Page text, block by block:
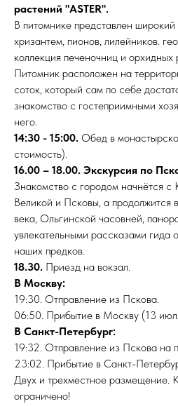
растений "ASTER".
В питомнике представлен
хризантем, пионов, лилейников.
коллекция печеночниц и орхидных
Питомник расположен на
соток, который сам по себе
знакомство с гостеприимными
него.
14:30 - 15:00. Обед в
стоимость).
16.00 – 18.00. Экскурсия по
Знакомство с городом начнётся с
Великой и Псковы, а продолжится
века, Ольгинской часовней,
увлекательными рассказами гида
наших предков.
18.30. Приезд на вокзал.
В Москву:
19:30. Отправление из Пскова.
06:50. Прибытие в Москву (13
В Санкт-Петербург:
19:32. Отправление из Пскова на
23:02. Прибытие в Санкт-
Двух и трехместное размещение.
ограничено!